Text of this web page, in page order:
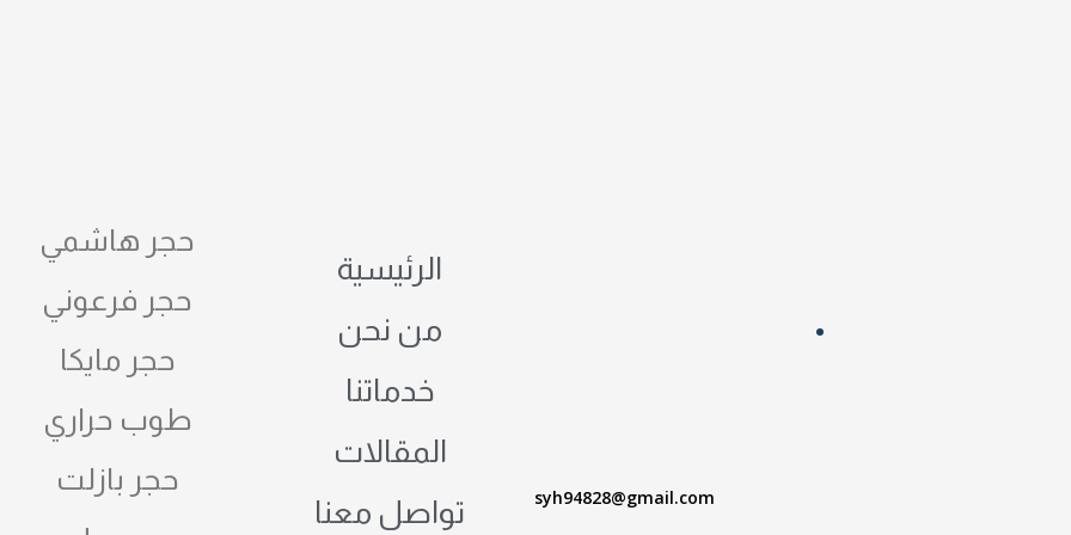
syh94828@gmail.com
الرئيسية
من نحن
خدماتنا
المقالات
تواصل معنا
حجر هاشمي
حجر فرعوني
حجر مايكا
طوب حراري
حجر بازلت